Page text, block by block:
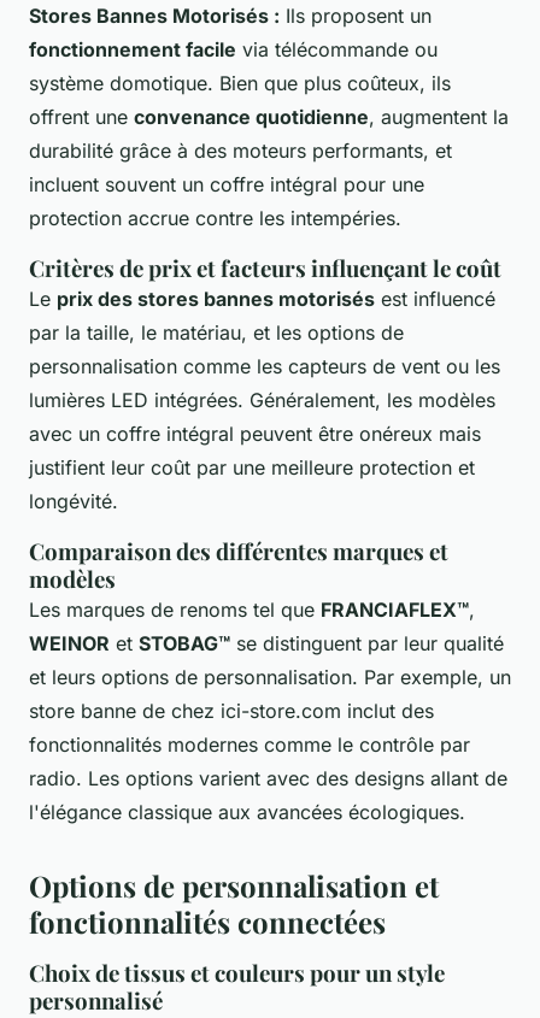
Stores Bannes Motorisés : Ils proposent un
fonctionnement facile via télécommande ou
système domotique. Bien que plus coûteux, ils
offrent une convenance quotidienne, augmentent la
durabilité grâce à des moteurs performants, et
incluent souvent un coffre intégral pour une
protection accrue contre les intempéries.
Critères de prix et facteurs influençant le coût
Le prix des stores bannes motorisés est influencé
par la taille, le matériau, et les options de
personnalisation comme les capteurs de vent ou les
lumières LED intégrées. Généralement, les modèles
avec un coffre intégral peuvent être onéreux mais
justifient leur coût par une meilleure protection et
longévité.
Comparaison des différentes marques et
modèles
Les marques de renoms tel que FRANCIAFLEX™,
WEINOR et STOBAG™ se distinguent par leur qualité
et leurs options de personnalisation. Par exemple, un
store banne de chez ici-store.com inclut des
fonctionnalités modernes comme le contrôle par
radio. Les options varient avec des designs allant de
l'élégance classique aux avancées écologiques.
Options de personnalisation et
fonctionnalités connectées
Choix de tissus et couleurs pour un style
personnalisé